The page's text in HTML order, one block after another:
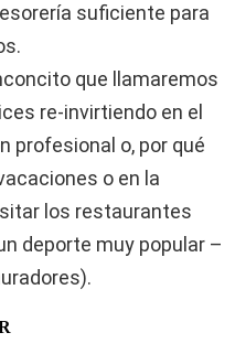
suficiente para
que llamaremos
re-invirtiendo en el
profesional o, por qué
o en la
los restaurantes
deporte muy popular –